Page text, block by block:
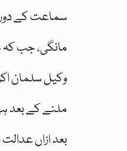
سماعت کے
مانگی، جب کہ
وکیل سلمان
ملنے کے بعد
بعد ازاں